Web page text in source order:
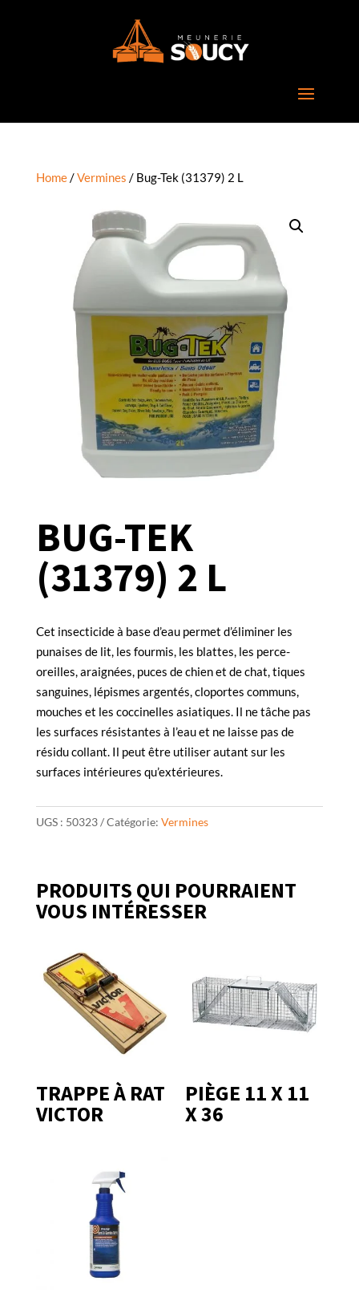
Home/Vermines / Bug-Tek (31379) 2 L
BUG-TEK
(31379) 2 L
Cet insecticide à base d’eau permet d’éliminer les
punaises de lit, les fourmis, les blattes, les perce-
oreilles, araignées, puces de chien et de chat, tiques
sanguines, lépismes argentés, cloportes communs,
mouches et les coccinelles asiatiques. Il ne tâche pas
les surfaces résistantes à l’eau et ne laisse pas de
résidu collant. Il peut être utiliser autant sur les
surfaces intérieures qu’extérieures.
UGS : 50323 Catégorie: Vermines
PRODUITS QUI POURRAIENT
VOUS INTÉRESSER
TRAPPE À RAT
VICTOR
PIÈGE 11 X 11
X 36